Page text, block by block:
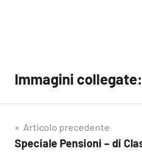
Immagini collegate:
Navigazione
Articolo precedente
Speciale Pensioni – di